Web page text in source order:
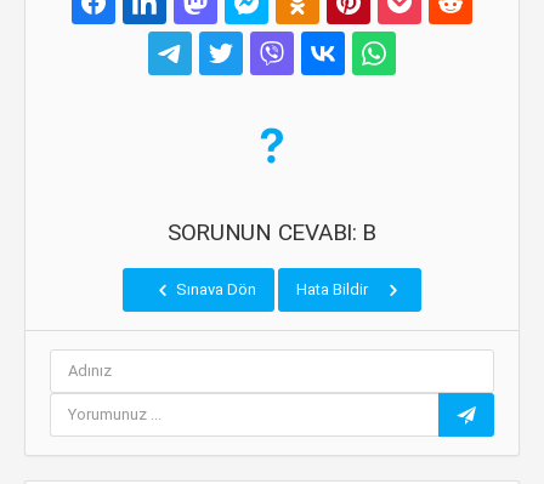
SORUNUN CEVABI: B
Sınava Dön Hata Bildir